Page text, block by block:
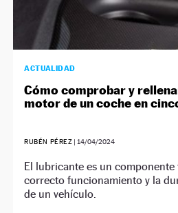
ACTUALIDAD
Cómo comprobar y
motor de un coche en
RUBÉN PÉREZ | 14/04/2024
El lubricante es un
correcto funcionamiento y la
de un vehículo.